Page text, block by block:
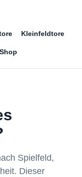
Kleinfeldtore
Shop
Spielfeld,
Dieser